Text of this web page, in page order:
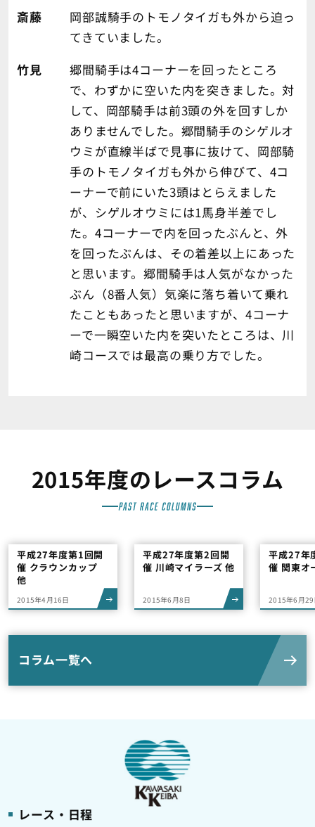
斎藤
岡部誠騎手のトモノタイガも外から迫っ
てきていました。
竹見
郷間騎手は4コーナーを回ったところ
で、わずかに空いた内を突きました。対
して、岡部騎手は前3頭の外を回すしか
ありませんでした。郷間騎手のシゲルオ
ウミが直線半ばで見事に抜けて、岡部騎
手のトモノタイガも外から伸びて、4コ
ーナーで前にいた3頭はとらえました
が、シゲルオウミには1馬身半差でし
た。4コーナーで内を回ったぶんと、外
を回ったぶんは、その着差以上にあった
と思います。郷間騎手は人気がなかった
ぶん（8番人気）気楽に落ち着いて乗れ
たこともあったと思いますが、4コーナ
ーで一瞬空いた内を突いたところは、川
崎コースでは最高の乗り方でした。
2015年度のレースコラム
平成27年度第1回開
催 クラウンカップ
他
2015年4月16日
平成27年度第2回開
催 川崎マイラーズ 他
2015年6月8日
平成27年
催 関東オ
2015年6月
コラム一覧へ
レース・日程